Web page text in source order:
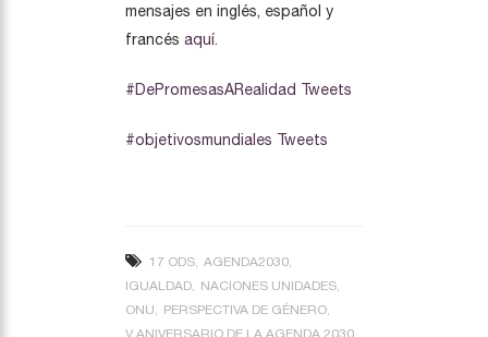
mensajes en inglés, español y
francés aquí.
#DePromesasARealidad Tweets
#objetivosmundiales Tweets
17 ODS AGENDA2030
IGUALDAD
NACIONES UNIDADES
ONU
PERSPECTIVA DE GÉNERO
V ANIVERSARIO DE LA AGENDA 2030